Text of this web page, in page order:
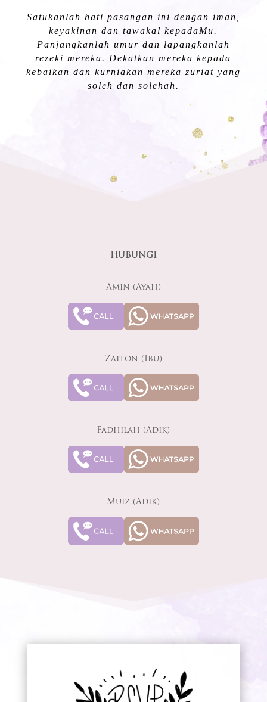
Satukanlah hati pasangan ini dengan iman,
keyakinan dan tawakal kepadaMu.
Panjangkanlah umur dan lapangkanlah
rezeki mereka. Dekatkan mereka kepada
kebaikan dan kurniakan mereka zuriat yang
soleh dan solehah.
HUBUNGI
Amin (Ayah)
Zaiton (Ibu)
Fadhilah (Adik)
Muiz (Adik)